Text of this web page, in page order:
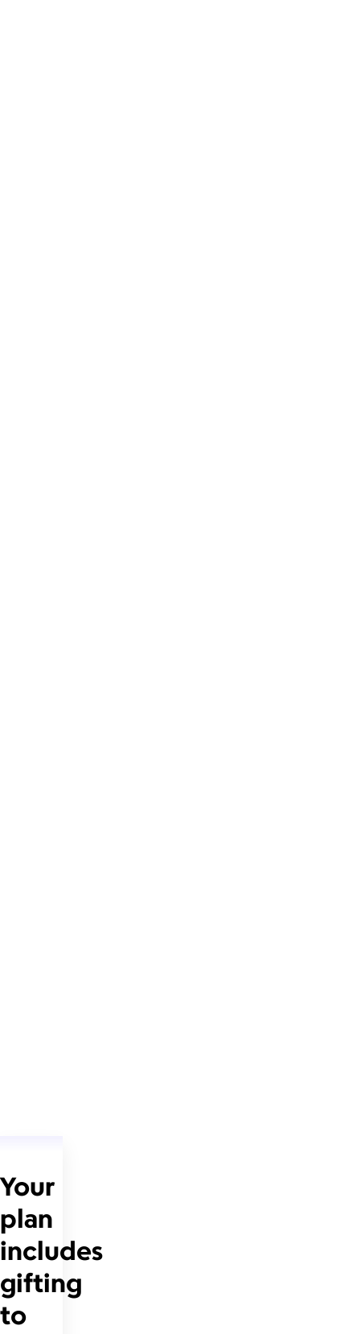
Your
plan
includes
gifting
to